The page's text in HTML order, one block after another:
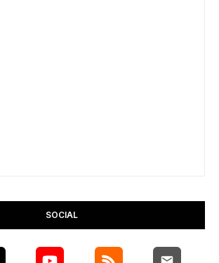
SOCIAL